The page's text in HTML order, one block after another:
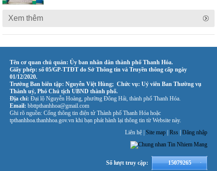
Xem thêm
Tên cơ quan chủ quản: Ủy ban nhân dân thành phố Thanh Hóa.
Giấy phép: số 05/GP-TTĐT do Sở Thông tin và Truyền thông cấp ngày
01/12/2020.
Trưởng Ban biên tập: Nguyễn Việt Hùng; Chức vụ: Uỷ viên Ban Thường vụ
Thành uỷ, Phó Chủ tịch UBND thành phố.
Địa chỉ: Đại lộ Nguyễn Hoàng, phường Đông Hải, thành phố Thanh Hóa.
Email: bbttpthanhhoa@gmail.com
Ghi rõ nguồn: Cổng thông tin điện tử Thành phố Thanh Hóa hoặc
tpthanhhoa.thanhhoa.gov.vn khi bạn phát hành lại thông tin từ Website này.
Liên hệ | Site map Rss Đăng nhập
Số lượt truy cập: 15079265